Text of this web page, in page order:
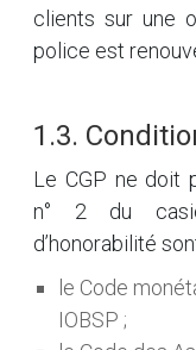
clients sur une
police est
1.3.
Le CGP ne doit
n° 2 du
d’honorabilité
le Code
IOBSP ;